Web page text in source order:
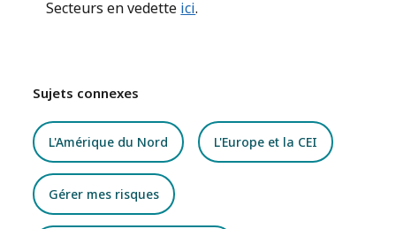
Secteurs en vedette ici.
Sujets connexes
L'Amérique du Nord L'Europe et la CEI
Gérer mes risques